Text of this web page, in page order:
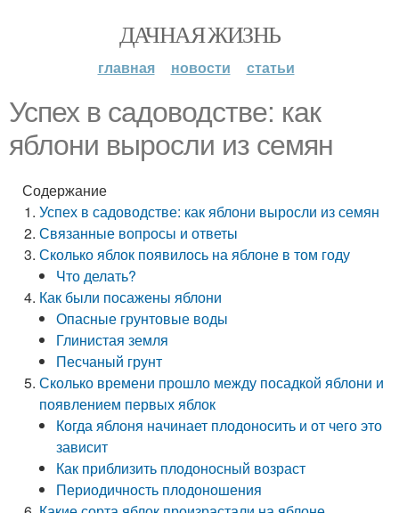
ДАЧНАЯ ЖИЗНЬ
главная новости статьи
Успех в садоводстве: как
яблони выросли из семян
Содержание
Успех в садоводстве: как яблони выросли из семян
Связанные вопросы и ответы
Сколько яблок появилось на яблоне в том году
Что делать?
Как были посажены яблони
Опасные грунтовые воды
Глинистая земля
Песчаный грунт
Сколько времени прошло между посадкой яблони и
появлением первых яблок
Когда яблоня начинает плодоносить и от чего это
зависит
Как приблизить плодоносный возраст
Периодичность плодоношения